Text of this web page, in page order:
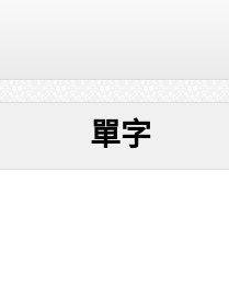
單字